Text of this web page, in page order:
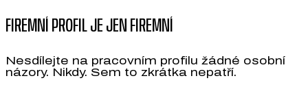
FIREMNÍ PROFIL JE JEN FIREMNÍ
Nesdílejte na pracovním profilu žádné osobní
názory. Nikdy. Sem to zkrátka nepatří.